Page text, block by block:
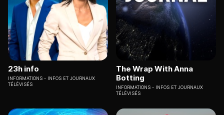
23h info
INFORMATIONS
INFOS ET JOURNAUX
TÉLÉVISÉS
The Wrap With Anna
Botting
INFORMATIONS
INFOS ET JOURNAUX
TÉLÉVISÉS